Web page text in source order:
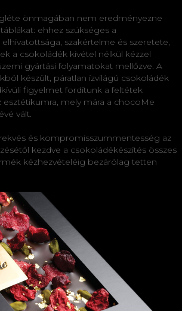
önmagában nem eredményezne
ehhez szükséges a
szakértelme és szeretete,
a csokoládék kivétel nélkül kézzel
gyártási folyamatokat mellőzve. A
készült, páratlan ízvilágú csokoládék
figyelmet fordítunk a feltétek
esztétikumra, mely mára a chocoMe
vált.
és kompromisszummentesség az
kezdve a csokoládékészítés összes
kézhezvételéig bezárólag tetten